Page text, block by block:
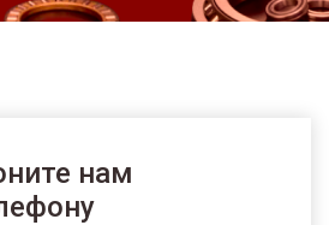
нам